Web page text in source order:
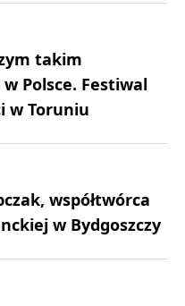
takim
Polsce. Festiwal
w Toruniu
współtwórca
w Bydgoszczy